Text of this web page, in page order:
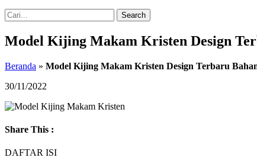
Search
Model Kijing Makam Kristen Design
Beranda » Model Kijing Makam Kristen Design Terbaru
30/11/2022
Share This :
DAFTAR ISI